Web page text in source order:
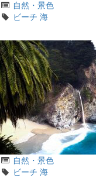
カ
テ
ゴ
自然・景色
タビーチ 海
カ
テ
ゴ
自然・景色
タビーチ 海